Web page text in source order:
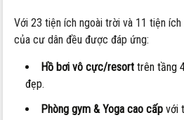
Với 23 tiện ích ngoài trời và 11 tiện ích
của cư dân đều được đáp ứng:
Hồ bơi vô cực/resort trên tầng
đẹp.
Phòng gym & Yoga cao cấp với